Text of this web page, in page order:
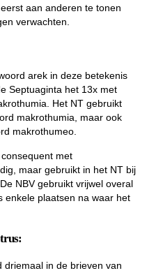
aan anderen te tonen
verwachten.
arekin deze betekenis
Septuaginta het 13x met
. Het NT gebruikt
makrothumia , maar ook
makrothumeo.
met
maar gebruikt in het NT bij
NBV gebruikt vrijwel overal
enkele plaatsen na waar het
driemaal in de brieven van